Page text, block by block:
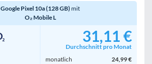
Google Pixel 10a (128 GB) mit
O₂ Mobile L
31,11 €
Durchschnitt pro Monat
monatlich
24,99 €